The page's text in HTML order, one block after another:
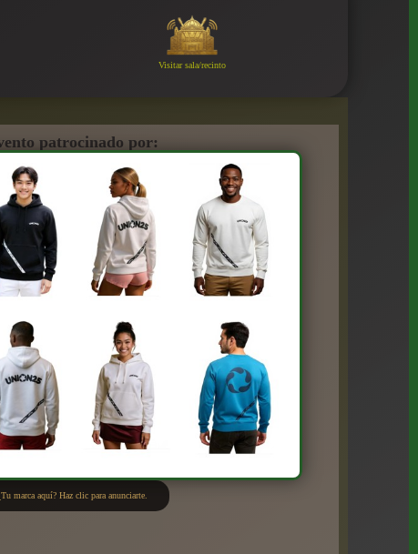
Visitar sala/recinto
patrocinado por:
marca aquí? Haz clic para anunciarte.